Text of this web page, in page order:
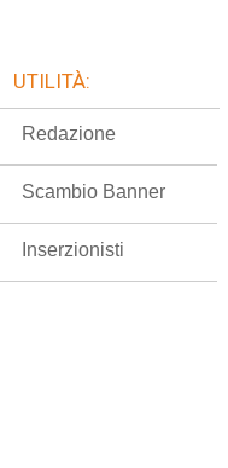
UTILITÀ:
Redazione
Scambio Banner
Inserzionisti